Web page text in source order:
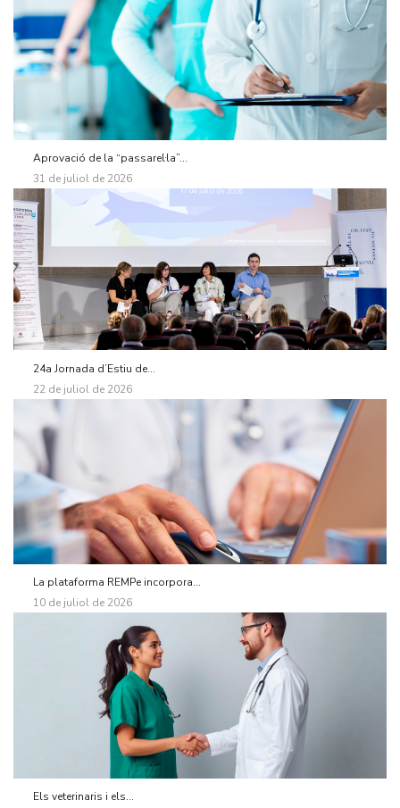
Aprovació de la “passarel·la”...
31 de juliol de 2026
24a Jornada d’Estiu de...
22 de juliol de 2026
La plataforma REMPe incorpora...
10 de juliol de 2026
Els veterinaris i els...